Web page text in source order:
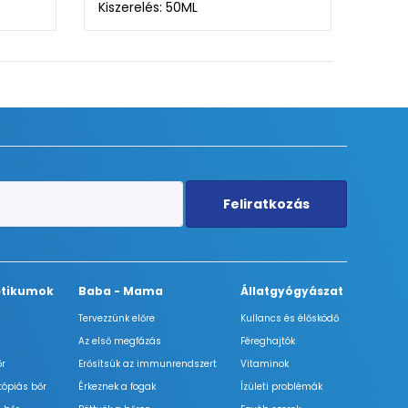
Kiszerelés: 4X
Feliratkozás
bőr
Baba - Mama
Tervezzünk előre
Az első megfázás
Erősítsük az immunrendszert
Érkeznek a fogak
Állatgyógyászat
Kullancs és élősködő
Féreghajtók
Vitaminok
Ízületi problémák